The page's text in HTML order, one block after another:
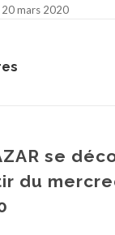
20 mars 2020
se
du